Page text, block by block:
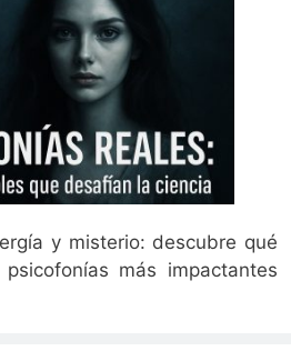
y misterio: descubre qué
más impactantes